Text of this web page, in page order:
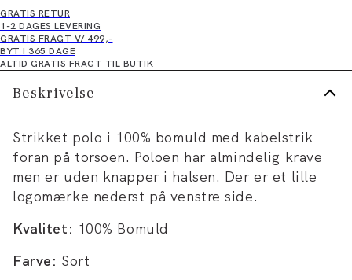
GRATIS RETUR
1-2 DAGES LEVERING
GRATIS FRAGT V/ 499,-
BYT I 365 DAGE
ALTID GRATIS FRAGT TIL BUTIK
Beskrivelse
Strikket polo i 100% bomuld med kabelstrik
foran på torsoen. Poloen har almindelig krave
men er uden knapper i halsen. Der er et lille
logomærke nederst på venstre side.
Kvalitet: 100% Bomuld
Farve: Sort